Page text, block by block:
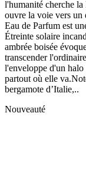
l'humanité cherche la
ouvre la voie vers un
Eau de Parfum est
Étreinte solaire
ambrée boisée
transcender
l'enveloppe d'un
partout où elle
bergamote d’Italie,..
Nouveauté